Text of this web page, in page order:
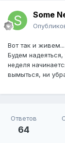
Some
Вот так и живем...
Будем
неделя
вымыться, ни
Ответов
64